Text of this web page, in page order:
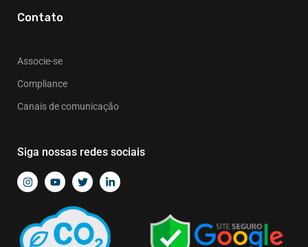
Contato
Associe-se
Compliance
Canais de comunicação
Siga nossas redes sociais